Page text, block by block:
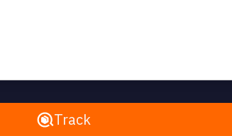
Remove AllTrack